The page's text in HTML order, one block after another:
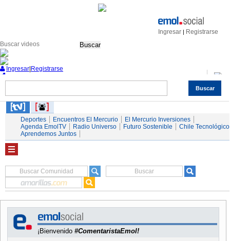
Ingresar | Registrarse
Buscar
Buscar
Ingresar Registrarse
Servicios
Deportes Encuentros El Mercurio
El Mercurio Inversiones
Agenda EmolTV
Radio Universo Futuro Sostenible
Chile Tecnológico
Aprendemos Juntos
¡Bienvenido #ComentaristaEmol!